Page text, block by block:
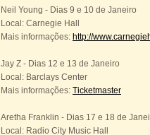
Neil Young - Dias 9 e 10 de Janeiro
Local: Carnegie Hall
Mais informações: http://
Jay Z - Dias 12 e 13 de Janeiro
Local: Barclays Center
Mais informações: Ticketmaster
Aretha Franklin - Dias 17 e 18 de
Local: Radio City Music Hall